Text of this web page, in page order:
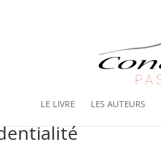
LE LIVRE LES AUTEURS